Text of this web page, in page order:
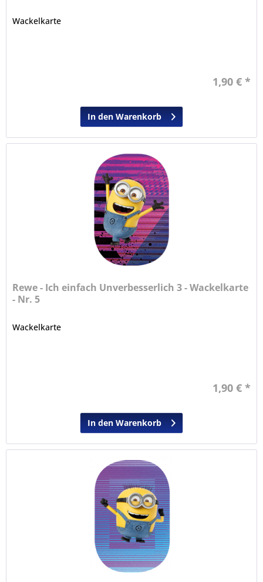
Wackelkarte
1,90 € *
In den Warenkorb
Rewe - Ich einfach Unverbesserlich 3 - Wackelkarte
- Nr. 5
Wackelkarte
1,90 € *
In den Warenkorb